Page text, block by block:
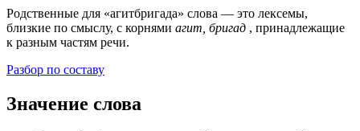
Родственные для «агитбригада» слова — это лексемы,
близкие по смыслу, c корнями агит, бригад , принадлежащие
к разным частям речи.
Разбор по составу
Значение слова